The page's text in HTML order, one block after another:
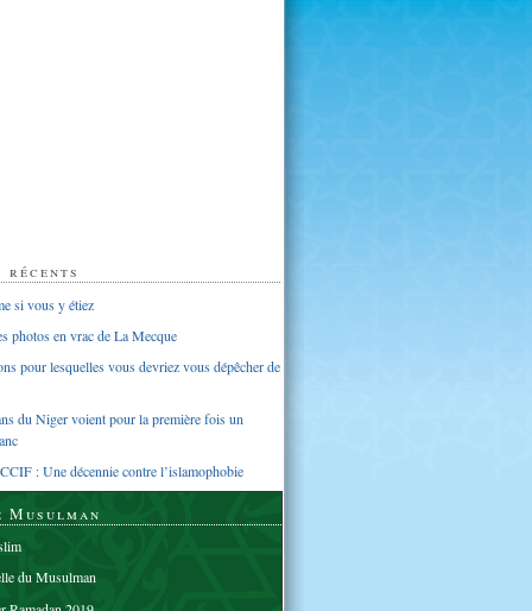
si vous y étiez
photos en vrac de La Mecque
pour lesquelles vous devriez vous dépêcher de
du Niger voient pour la première fois un
: Une décennie contre l’islamophobie
Musulman
du Musulman